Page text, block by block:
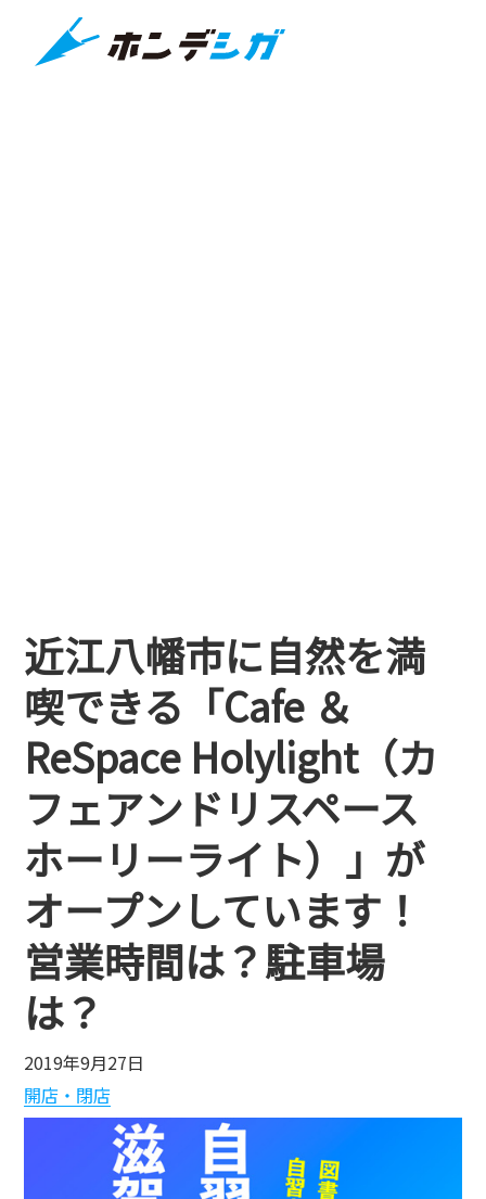
近江八幡市に自然を満
喫できる「Cafe ＆
ReSpace Holylight（カ
フェアンドリスペース
ホーリーライト）」が
オープンしています！
営業時間は？駐車場
は？
2019年9月27日
開店・閉店